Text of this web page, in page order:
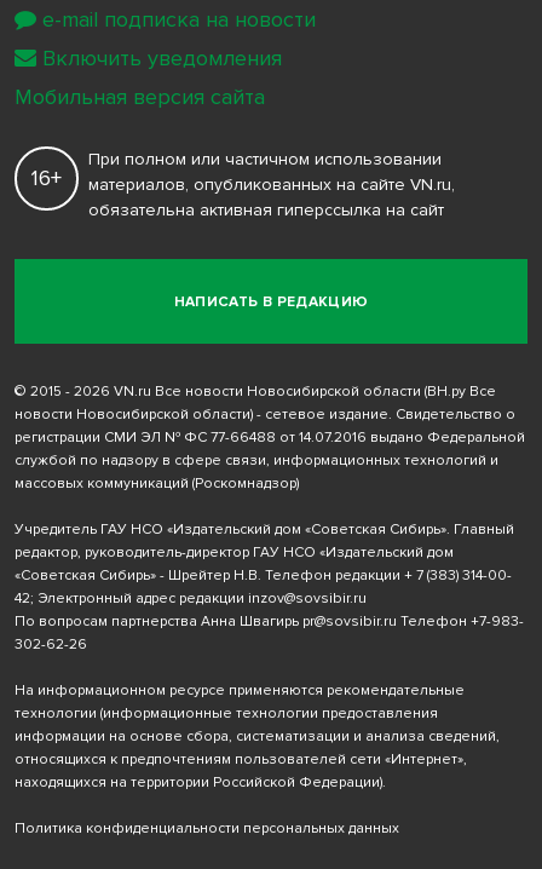
НАПИСАТЬ В РЕДАКЦИЮ
16+
При полном или частичном использовании
материалов, опубликованных на сайте VN.ru,
обязательна активная гиперссылка на сайт
© 2015 - 2026 VN.ru Все новости Новосибирской области (ВН.ру Все
новости Новосибирской области) - сетевое издание. Свидетельство о
регистрации СМИ ЭЛ № ФС 77-66488 от 14.07.2016 выдано Федеральной
службой по надзору в сфере связи, информационных технологий и
массовых коммуникаций (Роскомнадзор)
Учредитель ГАУ НСО «Издательский дом «Советская Сибирь». Главный
редактор, руководитель-директор ГАУ НСО «Издательский дом
«Советская Сибирь» - Шрейтер Н.В. Телефон редакции + 7 (383) 314-00-
42; Электронный адрес редакции inzov@sovsibir.ru
По вопросам партнерства Анна Швагирь pr@sovsibir.ru Телефон +7-983-
302-62-26
На информационном ресурсе применяются рекомендательные
технологии (информационные технологии предоставления
информации на основе сбора, систематизации и анализа сведений,
относящихся к предпочтениям пользователей сети «Интернет»,
находящихся на территории Российской Федерации).
Политика конфиденциальности персональных данных
e-mail подписка на новости
Включить уведомления
Мобильная версия сайта